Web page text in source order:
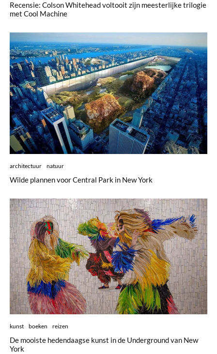
Recensie: Colson Whitehead voltooit zijn meesterlijke trilogie
met Cool Machine
architectuur natuur
Wilde plannen voor Central Park in New York
kunst boeken reizen
De mooiste hedendaagse kunst in de Underground van New
York